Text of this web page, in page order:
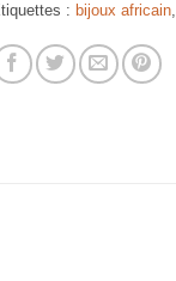
: bijoux africain,